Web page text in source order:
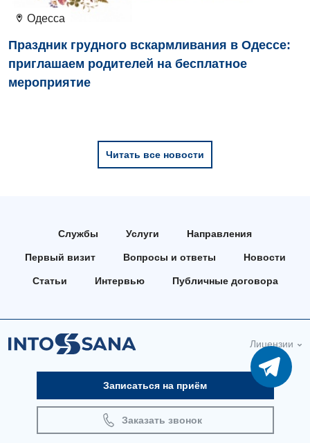
Дневной стационар
Кардиология
Кардиохирургия
Ортопедия и травматология
Отделение неотложных состояний
Оториноларингология
Педиатрическое отделение
Проктология
Одесса
Праздник грудного вскармливания в Одессе:
приглашаем родителей на бесплатное
мероприятие
Читать все новости
Службы Услуги Направления
Первый визит Вопросы и ответы Новости
Статьи Интервью Публичные договора
Лицензии
Записаться на приём
Заказать звонок